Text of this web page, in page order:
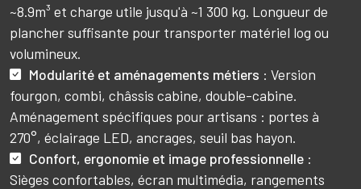
~8.9m³ et charge utile jusqu'à ~1 300 kg. Longueur de
plancher suffisante pour transporter matériel log ou
volumineux.
Modularité et aménagements métiers : Version
fourgon, combi, châssis cabine, double-cabine.
Aménagement spécifiques pour artisans : portes à
270°, éclairage LED, ancrages, seuil bas hayon.
Confort, ergonomie et image professionnelle :
Sièges confortables, écran multimédia, rangements